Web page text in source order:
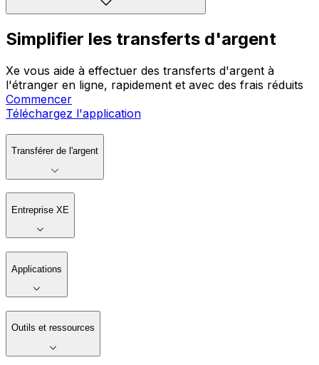
Simplifier les transferts d'argent
Xe vous aide à effectuer des transferts d'argent à
l'étranger en ligne, rapidement et avec des frais réduits
Commencer
Téléchargez l'application
Transférer de l'argent
Entreprise XE
Applications
Outils et ressources